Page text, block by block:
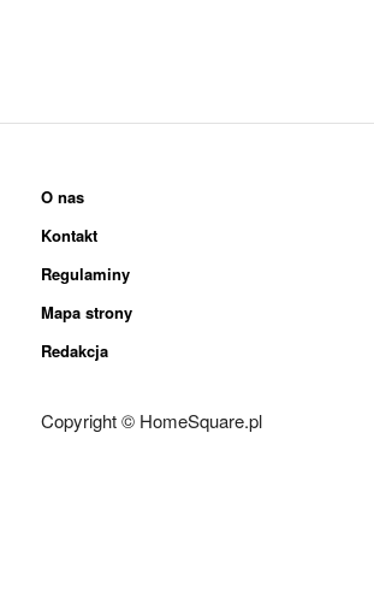
O nas
Kontakt
Regulaminy
Mapa strony
Redakcja
Copyright © HomeSquare.pl